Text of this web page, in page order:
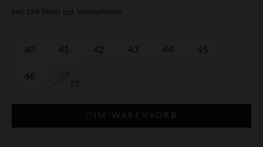
Inkl. 19% MwSt zzgl. Versandkosten
40 41 42 43 44 45
46
IM WARENKORB